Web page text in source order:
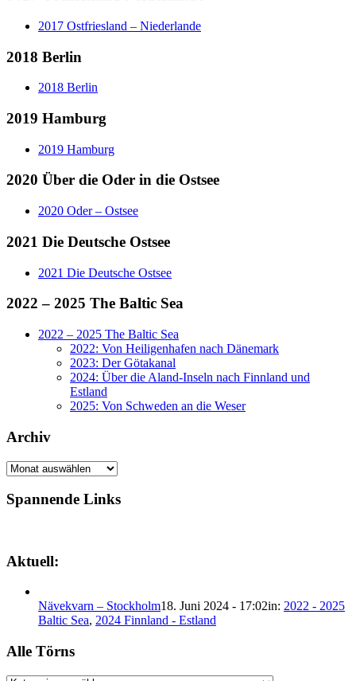
2017 Ostfriesland – Niederlande
2018 Berlin
2018 Berlin
2019 Hamburg
2019 Hamburg
2020 Über die Oder in die Ostsee
2020 Oder – Ostsee
2021 Die Deutsche Ostsee
2021 Die Deutsche Ostsee
2022 – 2025 The Baltic Sea
2022 – 2025 The Baltic Sea
2022: Von Heiligenhafen nach Dänemark
2023: Der Götakanal
2024: Über die Aland-Inseln nach Finnland und
Estland
2025: Von Schweden an die Weser
Archiv
Archiv
Spannende Links
Aktuell:
Nävekvarn – Stockholm18. Juni 2024 - 17:02in: 2022 - 2025
Baltic Sea, 2024 Finnland - Estland
Alle Törns